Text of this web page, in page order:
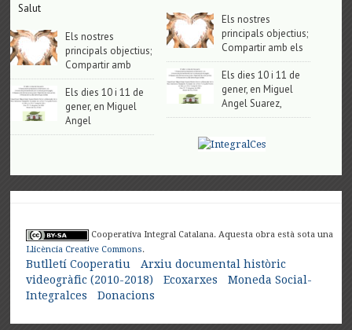
Salut
Els nostres
principals objectius;
Compartir amb
Els dies 10 i 11 de
gener, en Miguel
Angel
Els nostres
principals objectius;
Compartir amb els
Els dies 10 i 11 de
gener, en Miguel
Angel Suarez,
Cooperativa Integral Catalana. Aquesta obra està sota una
Llicència Creative Commons.
Butlletí Cooperatiu
Arxiu documental històric
videogràfic (2010-2018)
Ecoxarxes
Moneda Social-
Integralces
Donacions